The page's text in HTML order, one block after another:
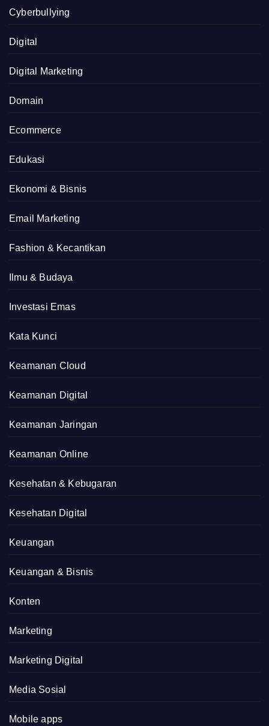
Cyberbullying
Digital
Digital Marketing
Domain
Ecommerce
Edukasi
Ekonomi & Bisnis
Email Marketing
Fashion & Kecantikan
Ilmu & Budaya
Investasi Emas
Kata Kunci
Keamanan Cloud
Keamanan Digital
Keamanan Jaringan
Keamanan Online
Kesehatan & Kebugaran
Kesehatan Digital
Keuangan
Keuangan & Bisnis
Konten
Marketing
Marketing Digital
Media Sosial
Mobile apps